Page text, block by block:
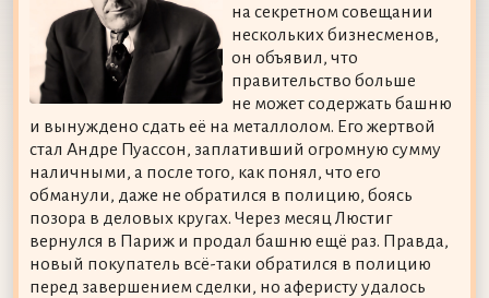
на секретном совещании
нескольких бизнесменов,
он объявил, что
правительство больше
не может содержать башню
и вынуждено сдать её на металлолом. Его жертвой
стал Андре Пуассон, заплативший огромную сумму
наличными, а после того, как понял, что его
обманули, даже не обратился в полицию, боясь
позора в деловых кругах. Через месяц Люстиг
вернулся в Париж и продал башню ещё раз. Правда,
новый покупатель всё-таки обратился в полицию
перед завершением сделки, но аферисту удалось